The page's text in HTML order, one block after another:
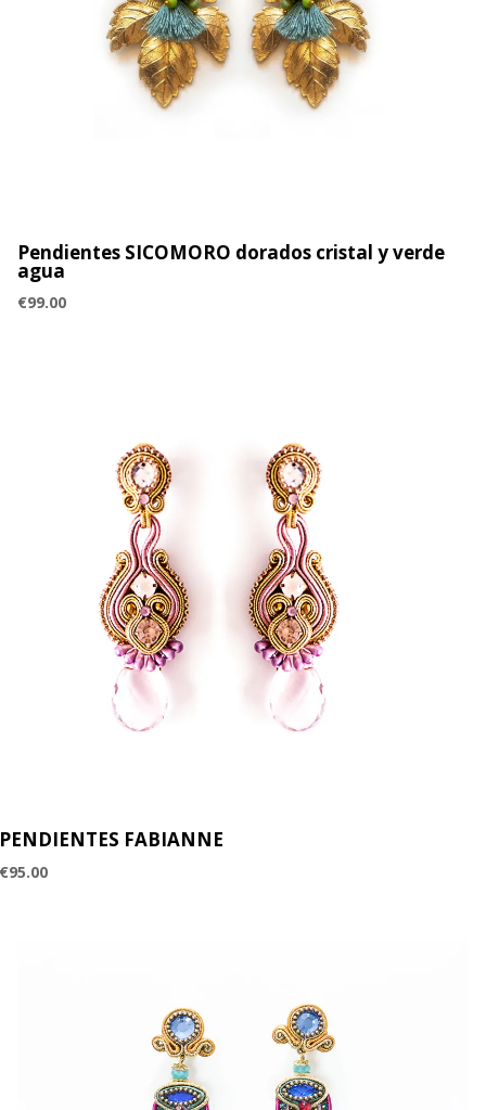
Pendientes SICOMORO dorados cristal y verde
agua
€99.00
PENDIENTES FABIANNE
€95.00